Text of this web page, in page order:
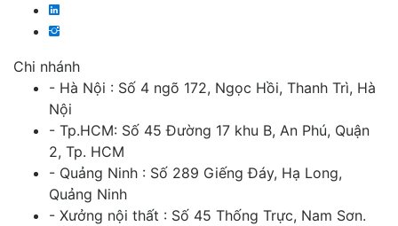
Chi nhánh
- Hà Nội : Số 4 ngõ 172, Ngọc Hồi, Thanh Trì, Hà
Nội
- Tp.HCM: Số 45 Đường 17 khu B, An Phú, Quận
2, Tp. HCM
- Quảng Ninh : Số 289 Giếng Đáy, Hạ Long,
Quảng Ninh
- Xưởng nội thất : Số 45 Thống Trực, Nam Sơn.